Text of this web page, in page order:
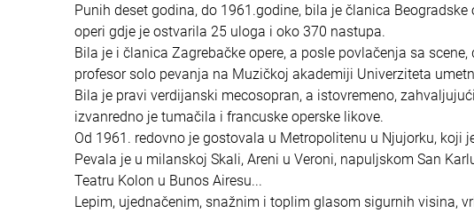
Punih deset godina, do 1961.godine, bila je članica
operi gdje je ostvarila 25 uloga i oko 370 nastupa.
Bila je i članica Zagrebačke opere, a posle povlačenja sa
profesor solo pevanja na Muzičkoj akademiji Univerziteta
Bila je pravi verdijanski mecosopran, a istovremeno,
izvanredno je tumačila i francuske operske likove.
Od 1961. redovno je gostovala u Metropolitenu u Njujorku, koji
Pevala je u milanskoj Skali, Areni u Veroni, napuljskom San
Teatru Kolon u Bunos Airesu...
Lepim, ujednačenim, snažnim i toplim glasom sigurnih visina,